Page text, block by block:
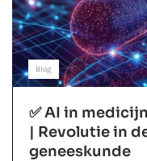
Blog
✅ AI in
| Revolutie in
geneeskunde